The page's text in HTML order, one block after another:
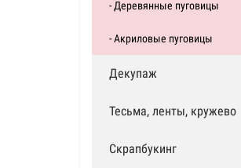
- Деревянные пуговицы
- Акриловые пуговицы
Декупаж
Тесьма, ленты, кружево
Скрапбукинг